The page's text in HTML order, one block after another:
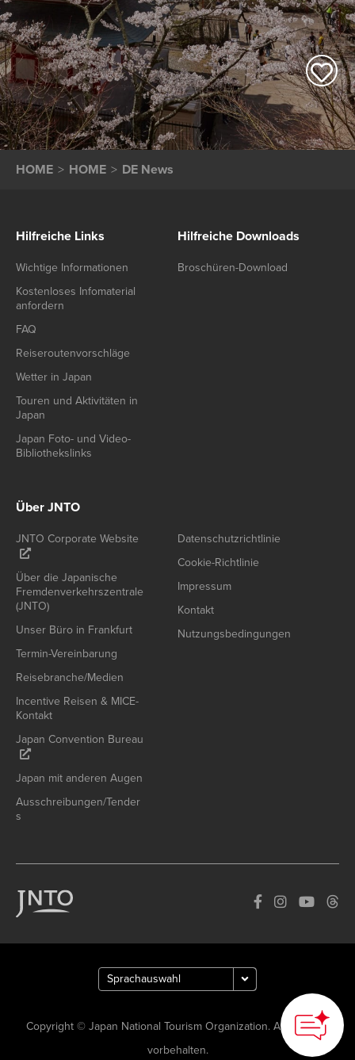
HOME HOME DE News
Hilfreiche Links
Wichtige Informationen
Kostenloses Infomaterial
anfordern
FAQ
Reiseroutenvorschläge
Wetter in Japan
Touren und Aktivitäten in
Japan
Japan Foto- und Video-
Bibliothekslinks
Hilfreiche Downloads
Broschüren-Download
Über JNTO
JNTO Corporate Website
Über die Japanische
Fremdenverkehrszentrale
(JNTO)
Unser Büro in Frankfurt
Termin-Vereinbarung
Reisebranche/Medien
Incentive Reisen & MICE-
Kontakt
Japan Convention Bureau
Japan mit anderen Augen
Ausschreibungen/Tender
s
Datenschutzrichtlinie
Cookie-Richtlinie
Impressum
Kontakt
Nutzungsbedingungen
Copyright © Japan National Tourism Organization. Alle Rechte
vorbehalten.